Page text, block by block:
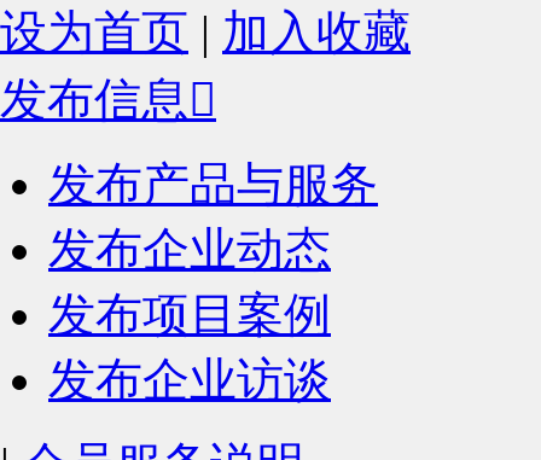
设为首页 | 加入收藏
发布信息
发布产品与服务
发布企业动态
发布项目案例
发布企业访谈